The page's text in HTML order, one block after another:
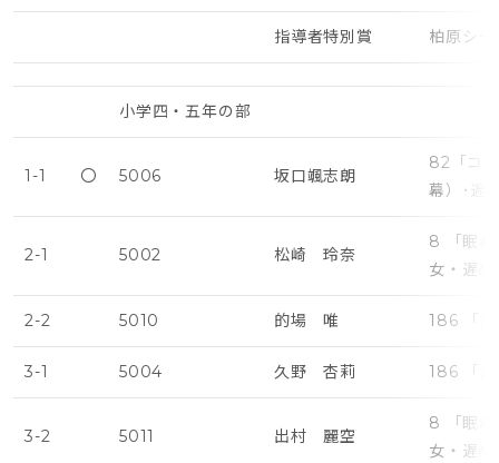
指導者特別賞 柏原シ
小学四・五年の部
1-1 〇 5006 坂口颯志朗
82「コ
幕）･遅
2-1 5002 松崎 玲奈
8 「眠れ
女・遅め
2-2 5010 的場 唯 186 「
3-1 5004 久野 杏莉 186 「
3-2 5011 出村 麗空
8 「眠れ
女・遅め